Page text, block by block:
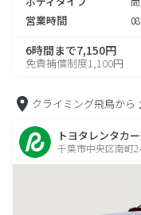
営業時間
6時間まで7,150円
免責補償制度1,100円
クライミング飛鳥から
トヨタレンタカ
千葉市中央区南町